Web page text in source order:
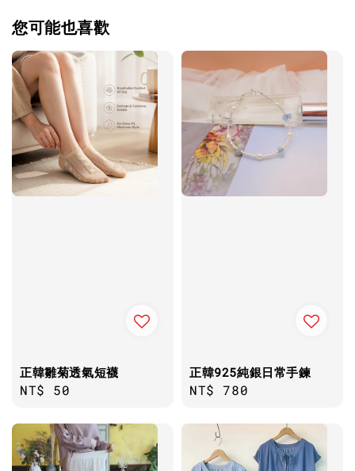
您可能也喜歡
正韓雛菊透氣短襪
Regular
NT$ 50
正韓925純銀日常手鍊
Regular
NT$ 780